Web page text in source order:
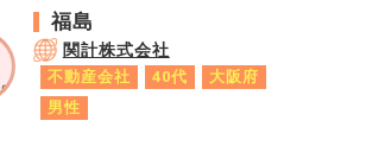
福島
関計株式会社
不動産会社 40代
大阪府
男性